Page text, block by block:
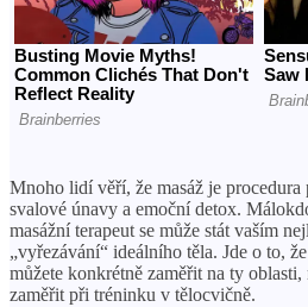
Mnoho lidí věří, že masáž je
svalové únavy a emoční detox.
masážní terapeut se může stát vaším
„vyřezávání“ ideálního těla. Jde o to,
můžete konkrétně zaměřit na ty oblasti,
zaměřit při tréninku v tělocvičně.